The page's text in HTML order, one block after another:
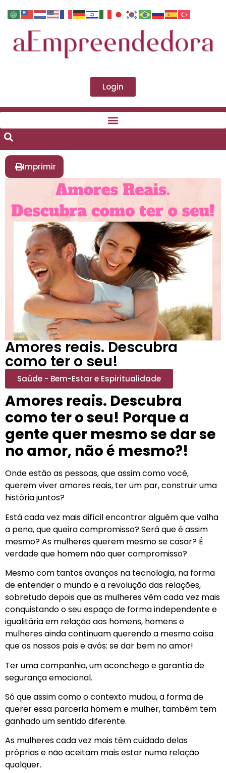
Login
Imprimir
Amores reais. Descubra
como ter o seu!
Saúde - Bem-Estar e Espiritualidade
Amores reais. Descubra
como ter o seu! Porque a
gente quer mesmo se dar se
no amor, não é mesmo?!
Onde estão as pessoas, que assim como você,
querem viver amores reais, ter um par, construir uma
história juntos?
Está cada vez mais difícil encontrar alguém que valha
a pena, que queira compromisso? Será que é assim
mesmo? As mulheres querem mesmo se casar? É
verdade que homem não quer compromisso?
Mesmo com tantos avanços na tecnologia, na forma
de entender o mundo e a revolução das relações,
sobretudo depois que as mulheres vêm cada vez mais
conquistando o seu espaço de forma independente e
igualitária em relação aos homens, homens e
mulheres ainda continuam querendo a mesma coisa
que os nossos pais e avós: se dar bem no amor!
Ter uma companhia, um aconchego e garantia de
segurança emocional.
Só que assim como o contexto mudou, a forma de
querer essa parceria homem e mulher, também tem
ganhado um sentido diferente.
As mulheres cada vez mais têm cuidado delas
próprias e não aceitam mais estar numa relação
qualquer.